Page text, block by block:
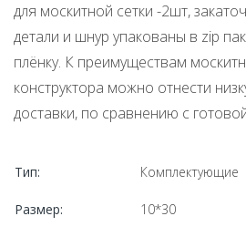
для москитной сетки -2шт,
детали и шнур упакованы в zip
плёнку. К преимуществам
конструктора можно отнести
доставки, по сравнению с
Тип: Комплектующие
Размер: 10*30